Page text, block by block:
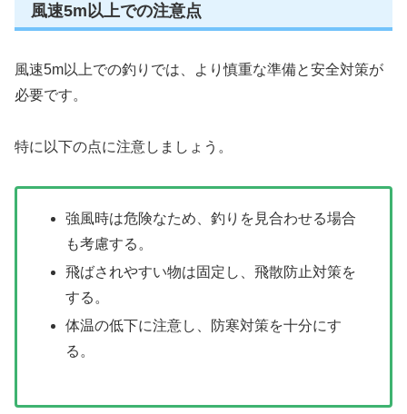
風速5m以上での注意点
風速5m以上での釣りでは、より慎重な準備と安全対策が
必要です。
特に以下の点に注意しましょう。
強風時は危険なため、釣りを見合わせる場合
も考慮する。
飛ばされやすい物は固定し、飛散防止対策を
する。
体温の低下に注意し、防寒対策を十分にす
る。